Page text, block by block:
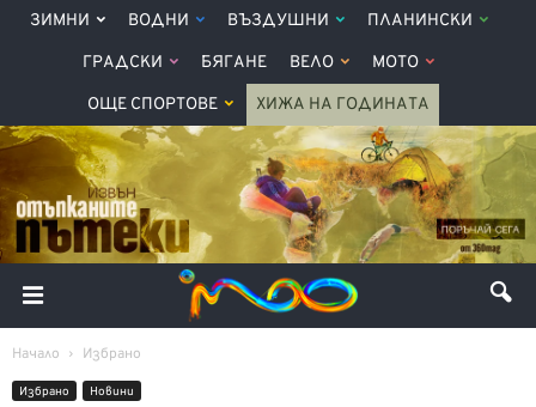
ЗИМНИ ВОДНИ ВЪЗДУШНИ ПЛАНИНСКИ
ГРАДСКИ БЯГАНЕ ВЕЛО МОТО
ОЩЕ СПОРТОВЕ ХИЖА НА ГОДИНАТА
Начало Избрано
Избрано Новини